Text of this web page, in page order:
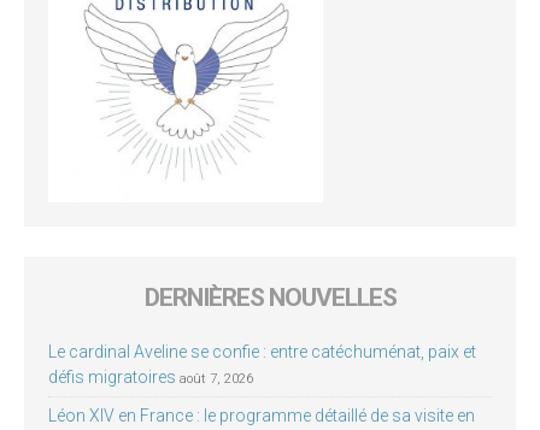
DERNIÈRES NOUVELLES
Le cardinal Aveline se confie : entre catéchuménat, paix et
défis migratoires août 7, 2026
Léon XIV en France : le programme détaillé de sa visite en